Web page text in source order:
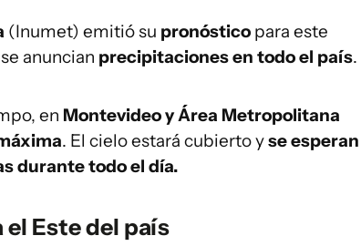
(Inumet) emitió su pronóstico para este
anuncian precipitaciones en todo el país.
en Montevideo y Área Metropolitana
. El cielo estará cubierto yse esperan
durante todo el día.
Este del país